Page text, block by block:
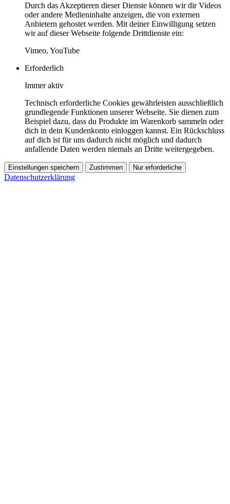
Durch das Akzeptieren dieser Dienste können wir dir Videos
oder andere Medieninhalte anzeigen, die von externen
Anbietern gehostet werden. Mit deiner Einwilligung setzen
wir auf dieser Webseite folgende Drittdienste ein:
Vimeo, YouTube
Erforderlich
Immer aktiv
Technisch erforderliche Cookies gewährleisten ausschließlich
grundlegende Funktionen unserer Webseite. Sie dienen zum
Beispiel dazu, dass du Produkte im Warenkorb sammeln oder
dich in dein Kundenkonto einloggen kannst. Ein Rückschluss
auf dich ist für uns dadurch nicht möglich und dadurch
anfallende Daten werden niemals an Dritte weitergegeben.
Einstellungen speichern Zustimmen Nur erforderliche
Datenschutzerklärung